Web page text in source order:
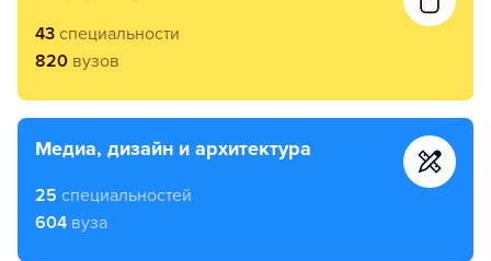
43 специальности
820 вузов
медиа, дизайн и архитектура
25 специальностей
604 вуза